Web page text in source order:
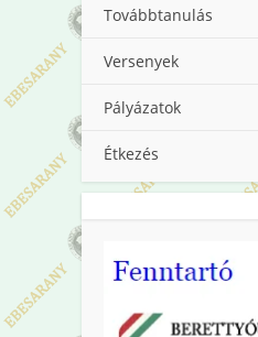
Továbbtanulás
Versenyek
Pályázatok
Étkezés